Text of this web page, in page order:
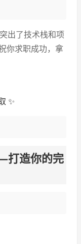
出了技术栈和项
你求职成功，拿
✨
打造你的完